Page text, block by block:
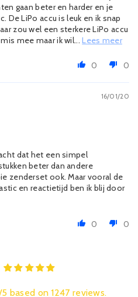
gaan beter en harder en je
De LiPo accu is leuk en ik snap
zou wel een sterkere LiPo accu
mee maar ik wil...Lees meer
0 0
16/01/20
dat het een simpel
beter dan andere
zenderset ook. Maar vooral de
en reactietijd ben ik blij door
0 0
based on 1247 reviews.